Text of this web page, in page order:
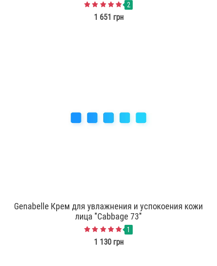
2
1 651 грн
Genabelle Крем для увлажнения и успокоения кожи
лица "Cabbage 73"
1
1 130 грн